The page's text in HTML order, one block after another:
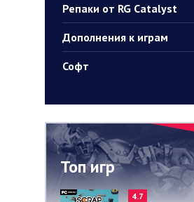
Репаки от RG Catalyst
Дополнения к играм
Софт
Топ игр
4.7